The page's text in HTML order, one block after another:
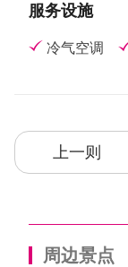
服务设施
冷气空调
上一则
周边景点